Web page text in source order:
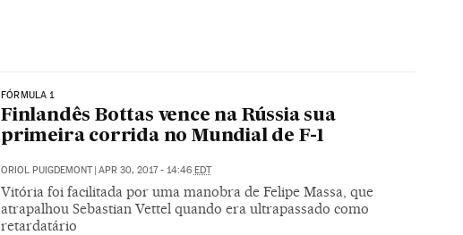
FÓRMULA 1
Finlandês Bottas vence na Rússia sua
primeira corrida no Mundial de F-1
ORIOL PUIGDEMONT | APR 30, 2017 - 14:46 EDT
Vitória foi facilitada por uma manobra de Felipe Massa, que
atrapalhou Sebastian Vettel quando era ultrapassado como
retardatário